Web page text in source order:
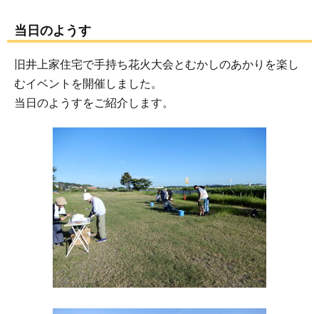
当日のようす
旧井上家住宅で手持ち花火大会とむかしのあかりを楽し
むイベントを開催しました。
当日のようすをご紹介します。